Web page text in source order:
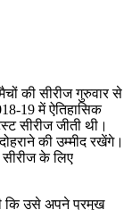
की सीरीज गुरुवार से
19 में ऐतिहासिक
सीरीज जीती थी।
की उम्मीद रखेंगे।
सीरीज के लिए
कि उसे अपने प्रमुख